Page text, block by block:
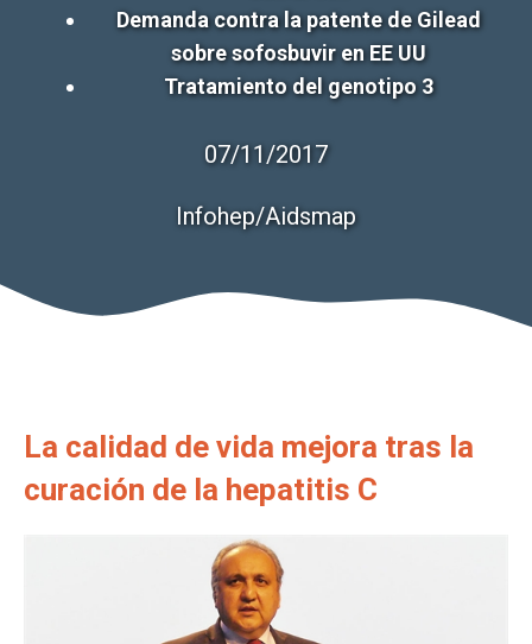
Demanda contra la patente de Gilead
sobre sofosbuvir en EE UU
Tratamiento del genotipo 3
07/11/2017
Infohep/Aidsmap
La calidad de vida mejora tras la
curación de la hepatitis C